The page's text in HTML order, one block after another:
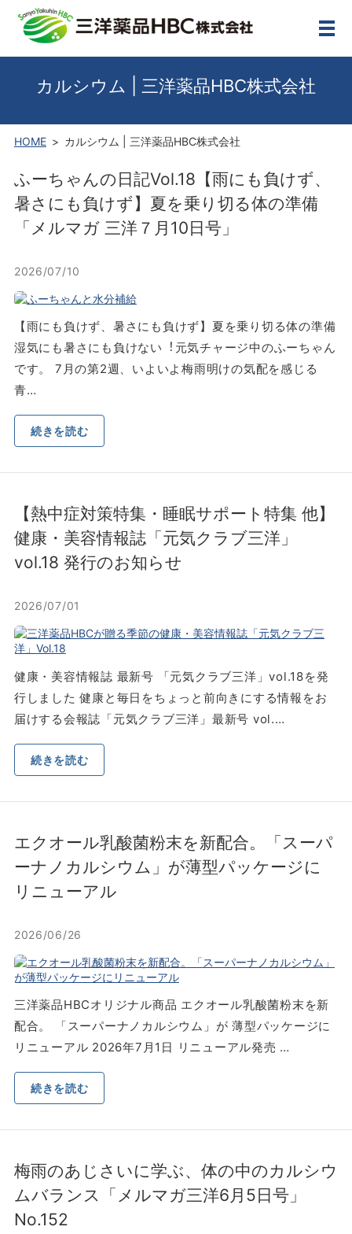
メ
カルシウム | 三洋薬品HBC株式会社
HOME カルシウム | 三洋薬品HBC株式会社
ふーちゃんの⽇記Vol.18【⾬にも負けず、
暑さにも負けず】夏を乗り切る体の準備
「メルマガ 三洋７⽉10⽇号」
2026/07/10
【⾬にも負けず、暑さにも負けず】夏を乗り切る体の準備
湿気にも暑さにも負けない︕元気チャージ中のふーちゃん
です。 7⽉の第2週、いよいよ梅⾬明けの気配を感じる
⻘…
続きを読む
【熱中症対策特集・睡眠サポート特集 他】
健康・美容情報誌「元気クラブ三洋」
vol.18 発行のお知らせ
2026/07/01
健康・美容情報誌 最新号 「元気クラブ三洋」vol.18を発
行しました 健康と毎日をちょっと前向きにする情報をお
届けする会報誌「元気クラブ三洋」最新号 vol.…
続きを読む
エクオール乳酸菌粉末を新配合。「スーパ
ーナノカルシウム」が薄型パッケージに
リニューアル
2026/06/26
三洋薬品HBCオリジナル商品 エクオール乳酸菌粉末を新
配合。 「スーパーナノカルシウム」が 薄型パッケージに
リニューアル 2026年7月1日 リニューアル発売 …
続きを読む
梅⾬のあじさいに学ぶ、体の中のカルシウ
ムバランス「メルマガ三洋6⽉5⽇号」
No.152